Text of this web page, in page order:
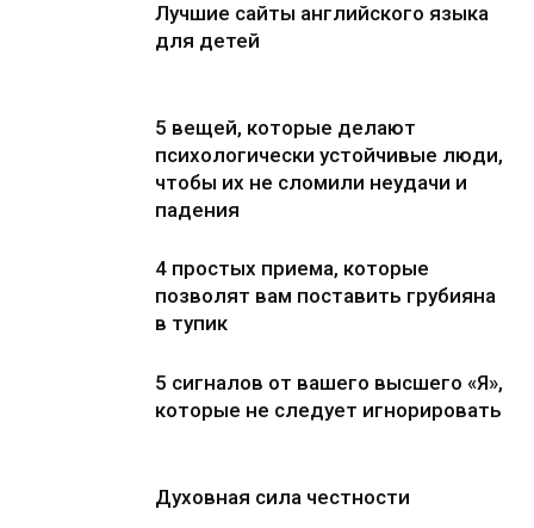
Лучшие сайты английского языка
для детей
5 вещей, которые делают
психологически устойчивые люди,
чтобы их не сломили неудачи и
падения
4 простых приема, которые
позволят вам поставить грубияна
в тупик
5 сигналов от вашего высшего «Я»,
которые не следует игнорировать
Духовная сила честности